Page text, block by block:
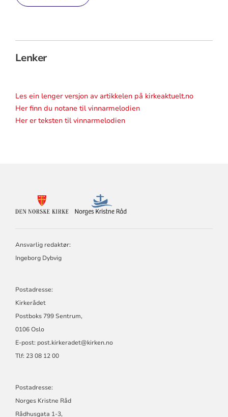
Lenker
Les ein lenger versjon av artikkelen på kirkeaktuelt.no
Her finn du notane til vinnarmelodien
Her er teksten til vinnarmelodien
FOR
Ansvarlig redaktør:
Ingeborg Dybvig
Postadresse:
Kirkerådet
Postboks 799 Sentrum,
0106 Oslo
E-post: post.kirkeradet@kirken.no
Tlf: 23 08 12 00
Postadresse:
Norges Kristne Råd
Rådhusgata 1-3,